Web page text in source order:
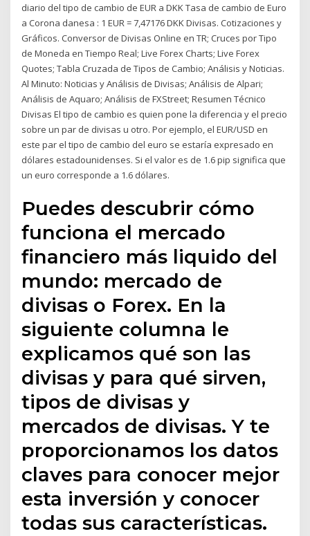
diario del tipo de cambio de EUR a DKK Tasa de cambio de Euro
a Corona danesa : 1 EUR = 7,47176 DKK Divisas. Cotizaciones y
Gráficos. Conversor de Divisas Online en TR; Cruces por Tipo
de Moneda en Tiempo Real; Live Forex Charts; Live Forex
Quotes; Tabla Cruzada de Tipos de Cambio; Análisis y Noticias.
Al Minuto: Noticias y Análisis de Divisas; Análisis de Alpari;
Análisis de Aquaro; Análisis de FXStreet; Resumen Técnico
Divisas El tipo de cambio es quien pone la diferencia y el precio
sobre un par de divisas u otro. Por ejemplo, el EUR/USD en
este par el tipo de cambio del euro se estaría expresado en
dólares estadounidenses. Si el valor es de 1.6 pip significa que
un euro corresponde a 1.6 dólares.
Puedes descubrir cómo
funciona el mercado
financiero más liquido del
mundo: mercado de
divisas o Forex. En la
siguiente columna le
explicamos qué son las
divisas y para qué sirven,
tipos de divisas y
mercados de divisas. Y te
proporcionamos los datos
claves para conocer mejor
esta inversión y conocer
todas sus características.